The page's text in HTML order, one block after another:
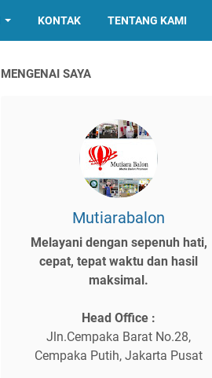
KONTAK TENTANG KAMI
MENGENAI SAYA
Mutiarabalon
Melayani dengan sepenuh hati,
cepat, tepat waktu dan hasil
maksimal.
Head Office :
Jln.Cempaka Barat No.28,
Cempaka Putih, Jakarta Pusat